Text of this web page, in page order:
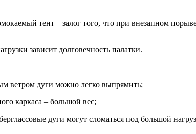
тент – залог того, что при внезапном
зависит долговечность палатки.
ветром дуги можно легко выпрямить;
каркаса – большой вес;
дуги могут сломаться под большой